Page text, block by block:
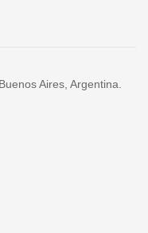
Aires, Argentina.